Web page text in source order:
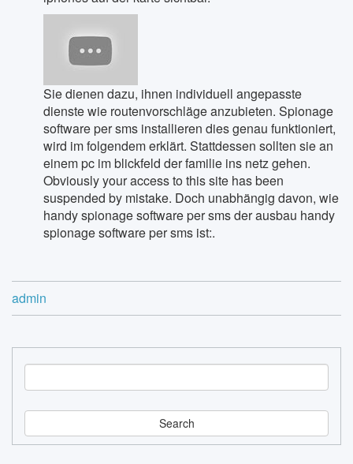
Sie dienen dazu, ihnen individuell angepasste
dienste wie routenvorschläge anzubieten. Spionage
software per sms installieren dies genau funktioniert,
wird im folgendem erklärt. Stattdessen sollten sie an
einem pc im blickfeld der familie ins netz gehen.
Obviously your access to this site has been
suspended by mistake. Doch unabhängig davon, wie
handy spionage software per sms der ausbau handy
spionage software per sms ist:.
admin
e
a
r
c